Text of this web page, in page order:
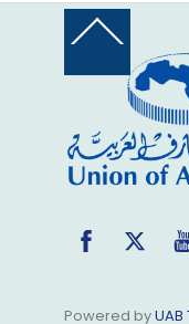
Back
Top
Facebook
Powered by